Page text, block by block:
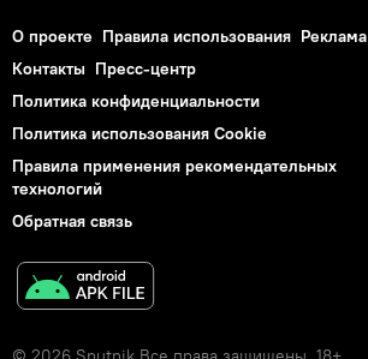
О проекте Правила использования Реклама
Контакты Пресс-центр
Политика конфиденциальности
Политика использования Cookie
Правила применения рекомендательных
технологий
Обратная связь